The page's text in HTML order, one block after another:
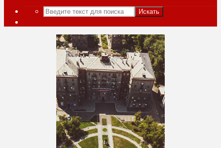
Искать